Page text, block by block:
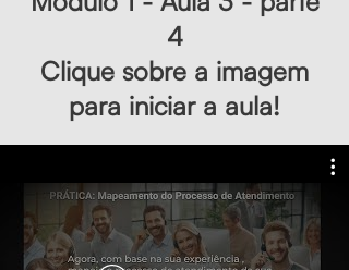
4
Clique sobre a imagem
para iniciar a aula!